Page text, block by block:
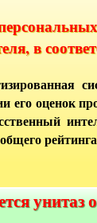
в
его оценок
унитаз